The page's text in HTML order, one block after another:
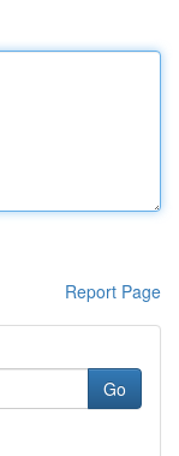
Report Page
Go